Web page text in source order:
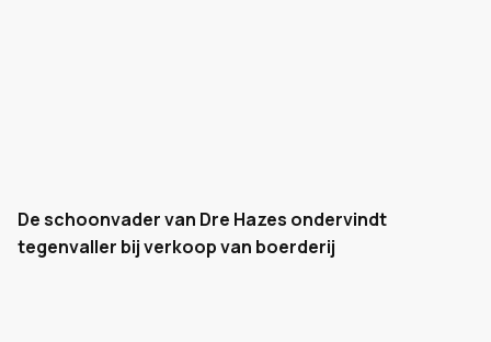
De schoonvader van Dre Hazes ondervindt
tegenvaller bij verkoop van boerderij